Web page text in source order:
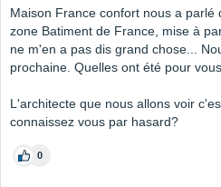
Maison France confort nous a
zone Batiment de France, mise à
ne m'en a pas dis grand chose...
prochaine. Quelles ont été pour
L'architecte que nous allons voir
connaissez vous par hasard?
0